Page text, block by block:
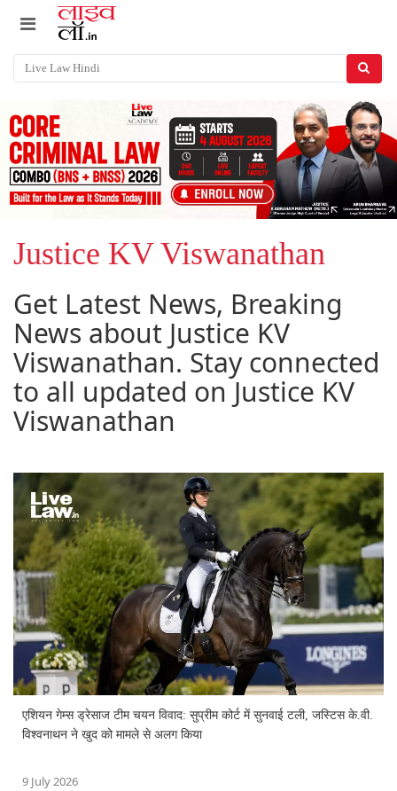
Justice KV Viswanathan
Get Latest News, Breaking
News about Justice KV
Viswanathan. Stay connected
to all updated on Justice KV
Viswanathan
एशियन गेम्स ड्रेसाज टीम चयन विवाद: सुप्रीम कोर्ट में सुनवाई टली, जस्टिस के.वी.
विश्वनाथन ने खुद को मामले से अलग किया
9 July 2026